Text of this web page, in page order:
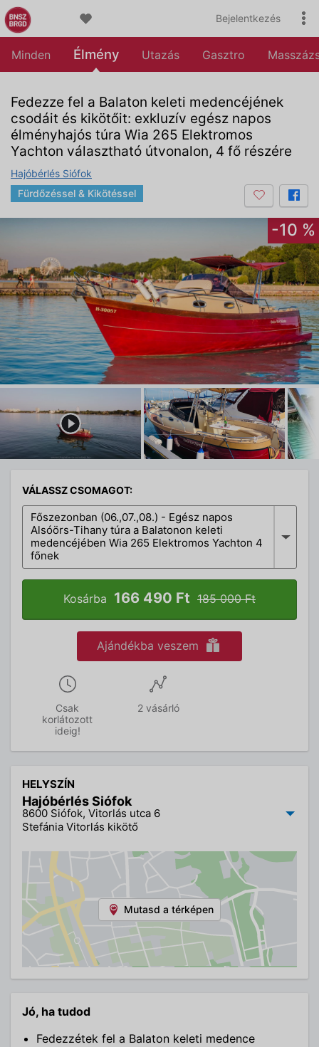
Bejelentkezés
Minden Élmény Utazás Gasztro
Fedezze fel a Balaton keleti medencéjének
csodáit és kikötőit: exkluzív egész napos
élményhajós túra Wia 265 Elektromos
Yachton választható útvonalon, 4 fő részére
Hajóbérlés Siófok
Fürdőzéssel & Kikötéssel
-10 %
VÁLASSZ CSOMAGOT:
Főszezonban (06.,07.,08.) - Egész napos
Alsóörs-Tihany túra a Balatonon keleti
medencéjében Wia 265 Elektromos Yachton 4
főnek
Kosárba 166 490 Ft 185 000 Ft
Ajándékba veszem
Csak
korlátozott
ideig!
2 vásárló
HELYSZÍN
Hajóbérlés Siófok
8600 Siófok, Vitorlás utca 6
Stefánia Vitorlás kikötő
Mutasd a térképen
Jó, ha tudod
Fedezzétek fel a Balaton keleti medence